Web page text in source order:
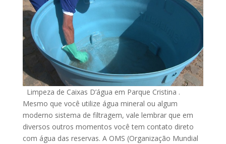
Limpeza de Caixas D’água em Parque Cristina .
Mesmo que você utilize água mineral ou algum
moderno sistema de filtragem, vale lembrar que em
diversos outros momentos você tem contato direto
com água das reservas. A OMS (Organização Mundial